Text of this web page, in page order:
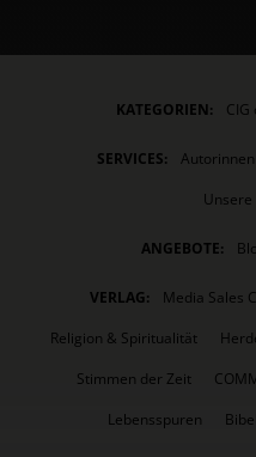
KATEGORIEN: CIG
SERVICES:
Unsere
ANGEBOTE:
VERLAG:
Media Sales
Religion & Spiritualität
Stimmen der Zeit
Lebensspuren